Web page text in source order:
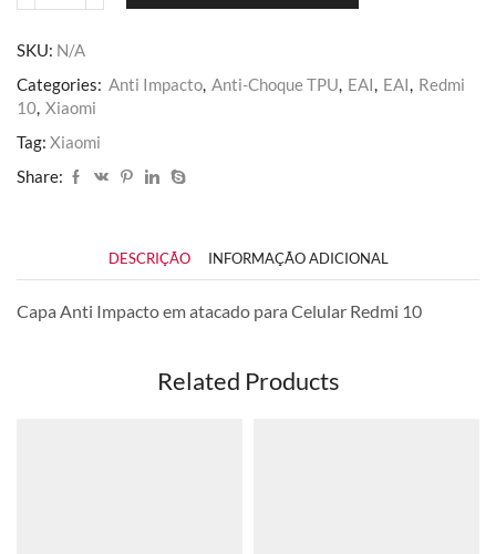
SKU: N/A
Categories: Anti Impacto, Anti-Choque TPU, EAI, EAI, Redmi
10, Xiaomi
Tag: Xiaomi
Share:
DESCRIÇÃO INFORMAÇÃO ADICIONAL
Capa Anti Impacto em atacado para Celular Redmi 10
Related Products